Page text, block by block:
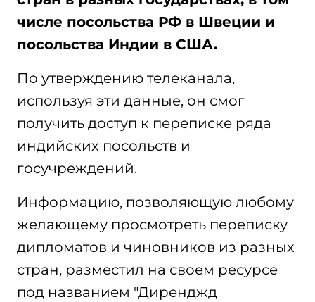
числе посольства РФ в Швеции и
посольства Индии в США.
По утверждению телеканала,
используя эти данные, он смог
получить доступ к переписке ряда
индийских посольств и
госучреждений.
Информацию, позволяющую любому
желающему просмотреть переписку
дипломатов и чиновников из разных
стран, разместил на своем ресурсе
под названием "Диренджд